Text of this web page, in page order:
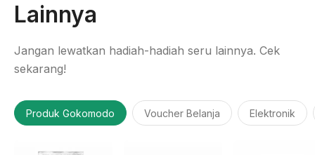
Lainnya
Jangan lewatkan hadiah-hadiah seru lainnya. Cek
sekarang!
Produk Gokomodo Voucher Belanja Elektronik